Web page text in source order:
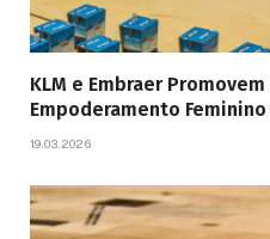
KLM e Embraer
Empoderamento Feminino
19.03.2026